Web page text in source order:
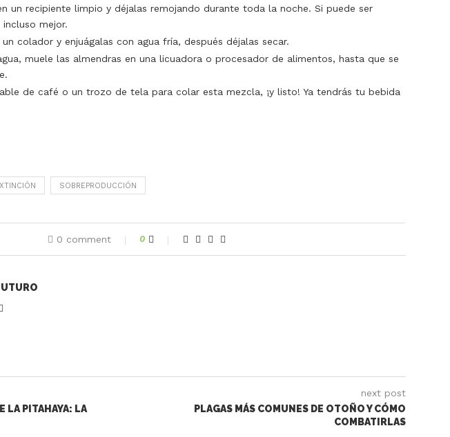
un recipiente limpio y déjalas remojando durante toda la noche. Si puede ser
mejor.
colador y enjuágalas con agua fría, después déjalas secar.
muele las almendras en una licuadora o procesador de alimentos, hasta que se
de café o un trozo de tela para colar esta mezcla, ¡y listo! Ya tendrás tu bebida
SOBREPRODUCCIÓN
0 comment 0
LA PITAHAYA: LA
next post
PLAGAS MÁS COMUNES DE OTOÑO Y CÓMO
COMBATIRLAS